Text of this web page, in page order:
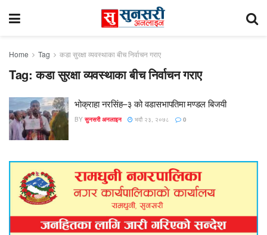
Home Tag कडा सुरक्षा व्यवस्थाका बीच निर्वाचन गराए
Tag:कडा सुरक्षा व्यवस्थाका बीच निर्वाचन गराए
भोक्राहा नरसिंह–३ को वडासभापतिमा मण्डल बिजयी
BY सुनसरी अनलाइन भदौ २३, २०७८ 0